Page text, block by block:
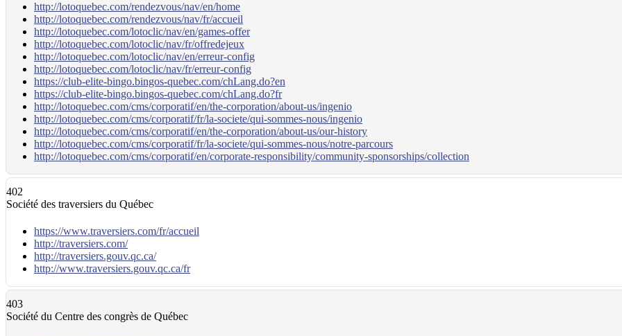
http://lotoquebec.com/rendezvous/nav/en/home
http://lotoquebec.com/rendezvous/nav/fr/accueil
http://lotoquebec.com/lotoclic/nav/en/games-offer
http://lotoquebec.com/lotoclic/nav/fr/offredejeux
http://lotoquebec.com/lotoclic/nav/en/erreur-config
http://lotoquebec.com/lotoclic/nav/fr/erreur-config
https://club-elite-bingo.bingos-quebec.com/chLang.do?en
https://club-elite-bingo.bingos-quebec.com/chLang.do?fr
http://lotoquebec.com/cms/corporatif/en/the-corporation/about-us/ingenio
http://lotoquebec.com/cms/corporatif/fr/la-societe/qui-sommes-nous/ingenio
http://lotoquebec.com/cms/corporatif/en/the-corporation/about-us/our-history
http://lotoquebec.com/cms/corporatif/fr/la-societe/qui-sommes-nous/notre-parcours
http://lotoquebec.com/cms/corporatif/en/corporate-responsibility/community-sponsorships/collection
402
Société des traversiers du Québec
https://www.traversiers.com/fr/accueil
http://traversiers.com/
http://traversiers.gouv.qc.ca/
http://www.traversiers.gouv.qc.ca/fr
403
Société du Centre des congrès de Québec